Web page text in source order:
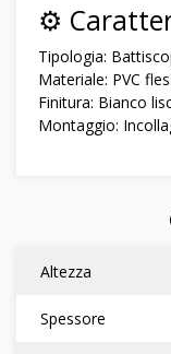
⚙️
Tipologia:
Materiale: PVC
Finitura: Bianco
Montaggio:
Altezza
Spessore